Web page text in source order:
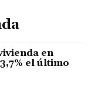
en
el último